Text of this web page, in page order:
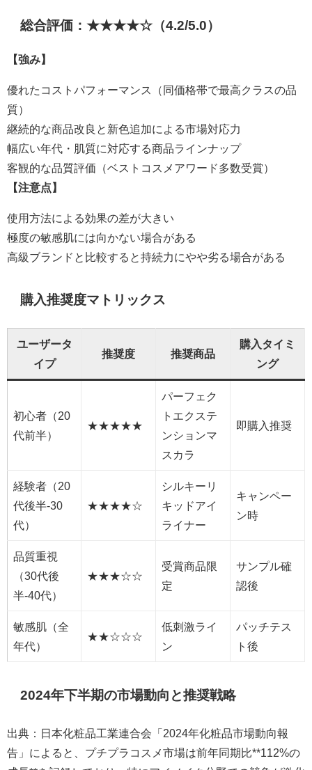
総合評価：★★★★☆（4.2/5.0）
【強み】
優れたコストパフォーマンス（同価格帯で最高クラスの品
質）
継続的な商品改良と新色追加による市場対応力
幅広い年代・肌質に対応する商品ラインナップ
客観的な品質評価（ベストコスメアワード多数受賞）
【注意点】
使用方法による効果の差が大きい
極度の敏感肌には向かない場合がある
高級ブランドと比較すると持続力にやや劣る場合がある
購入推奨度マトリックス
ユーザータ
イプ
推奨度 推奨商品
購入タイミ
ング
初心者（20
代前半）
★★★★★
パーフェク
トエクステ
ンションマ
スカラ
即購入推奨
経験者（20
代後半-30
代）
★★★★☆
シルキーリ
キッドアイ
ライナー
キャンペー
ン時
品質重視
（30代後
半-40代）
★★★☆☆
受賞商品限
定
サンプル確
認後
敏感肌（全
年代）
★★☆☆☆
低刺激ライ
ン
パッチテス
ト後
2024年下半期の市場動向と推奨戦略
出典：日本化粧品工業連合会「2024年化粧品市場動向報
告」によると、プチプラコスメ市場は前年同期比**112%の